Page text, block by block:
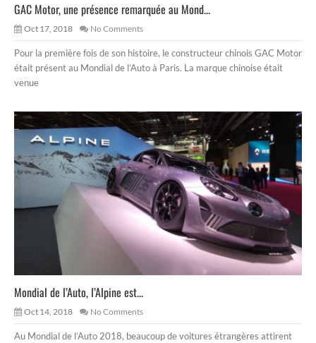
GAC Motor, une présence remarquée au Mond...
Oct 17, 2018 No Comments
Pour la première fois de son histoire, le constructeur chinois GAC Motor
était présent au Mondial de l’Auto à Paris. La marque chinoise était
venue
Mondial de l’Auto, l’Alpine est...
Oct 14, 2018 No Comments
Au Mondial de l’Auto 2018, beaucoup de voitures étrangères attirent